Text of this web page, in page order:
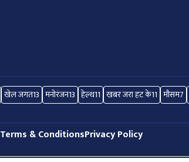
खेल जगत13 मनोरंजन13 हेल्थ11 खबर जरा हट के11 मौसम7
Terms & ConditionsPrivacy Policy